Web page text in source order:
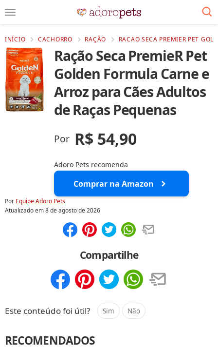
INÍCIO CACHORRO RAÇÃO RACAO SECA PREMIER PET
Ração Seca PremieR Pet
Golden Formula Carne e
Arroz para Cães Adultos
de Raças Pequenas
Por R$ 54,90
Adoro Pets recomenda
Comprar na Amazon
Por Equipe Adoro Pets
Atualizado em8 de agosto de 2026
Compartilhe
Este conteúdo foi útil? Sim Não
RECOMENDADOS